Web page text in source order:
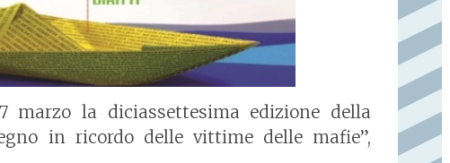
marzo la diciassettesima edizione della
in ricordo delle vittime delle mafie”,